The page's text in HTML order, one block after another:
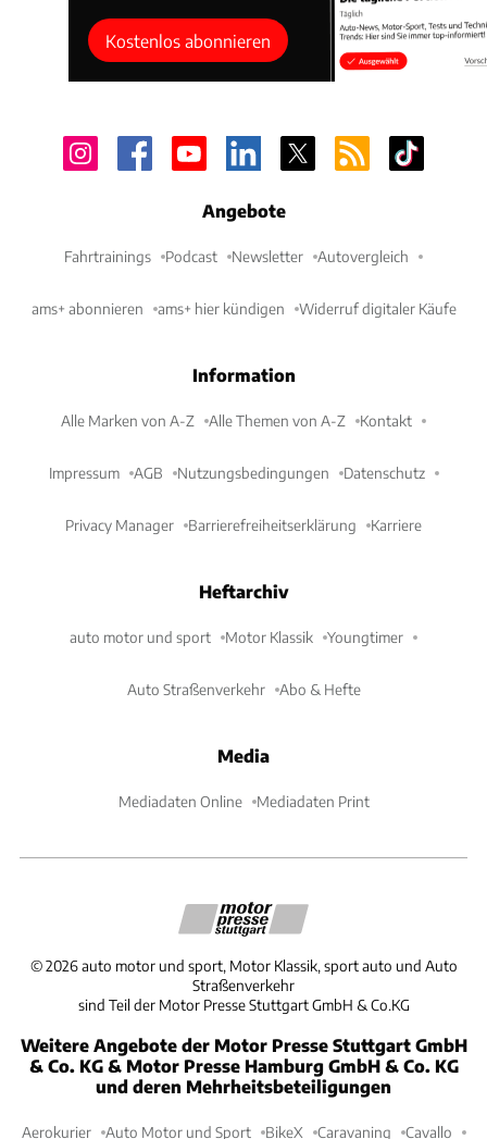
Kostenlos abonnieren
Angebote
Fahrtrainings Podcast Newsletter Autovergleich
ams+ abonnieren ams+ hier kündigen Widerruf digitaler Käufe
Information
Alle Marken von A-Z Alle Themen von A-Z Kontakt
Impressum AGB Nutzungsbedingungen Datenschutz
Privacy Manager Barrierefreiheitserklärung Karriere
Heftarchiv
auto motor und sport Motor Klassik Youngtimer
Auto Straßenverkehr Abo & Hefte
Media
Mediadaten Online Mediadaten Print
©2026 auto motor und sport, Motor Klassik, sport auto und Auto
Straßenverkehr
sind Teil der Motor Presse Stuttgart GmbH & Co.KG
Weitere Angebote der Motor Presse Stuttgart GmbH
& Co. KG & Motor Presse Hamburg GmbH & Co. KG
und deren Mehrheitsbeteiligungen
Aerokurier Auto Motor und Sport BikeX Caravaning Cavallo